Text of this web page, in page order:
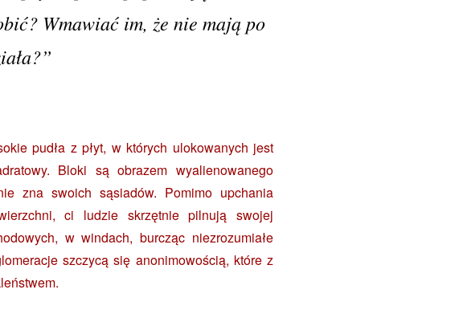
Wmawiać im, że nie mają po
pudła z płyt, w których ulokowanych jest
Bloki są obrazem wyalienowanego
zna swoich sąsiadów. Pomimo upchania
ci ludzie skrzętnie pilnują swojej
w windach, burcząc niezrozumiałe
szczycą się anonimowością, które z